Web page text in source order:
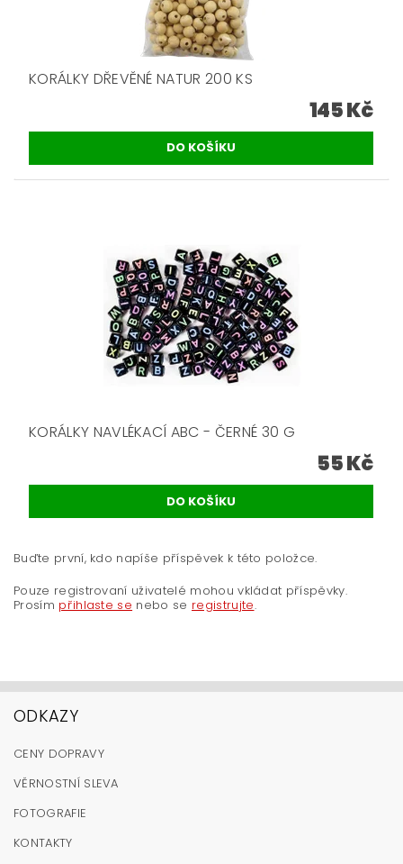
KORÁLKY DŘEVĚNÉ NATUR 200 KS
145 Kč
KORÁLKY NAVLÉKACÍ ABC - ČERNÉ 30 G
55 Kč
Buďte první, kdo napíše příspěvek k této položce.
Pouze registrovaní uživatelé mohou vkládat příspěvky.
Prosím přihlaste se nebo se registrujte.
ODKAZY
CENY DOPRAVY
VĚRNOSTNÍ SLEVA
FOTOGRAFIE
KONTAKTY